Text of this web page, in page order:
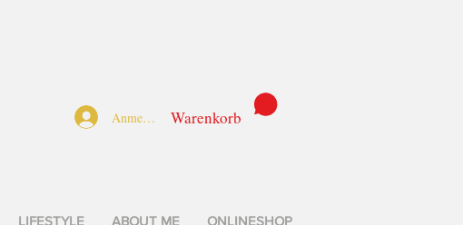
Anmelden Warenkorb
LIFESTYLE ABOUT ME ONLINESHOP